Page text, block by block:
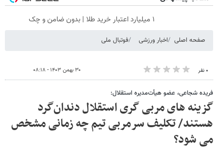
۱ میلیارد اعتبار خرید طلا | بدون ضامن و چک
صفحه اصلی اخبار ورزشی فوتبال ملی
۰ نفر ۳۰ بهمن ۱۴۰۳ - ۰۸:۱۸
فریده شجاعی، عضو هیأت‌مدیره استقلال:
گزینه‌ های مربی گری استقلال دندان‌گرد
هستند/ تکلیف سرمربی تیم چه زمانی مشخص
می شود؟